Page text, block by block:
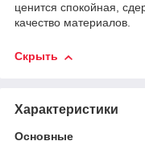
ценится спокойная,
качество материалов.
Скрыть
Характеристики
Основные